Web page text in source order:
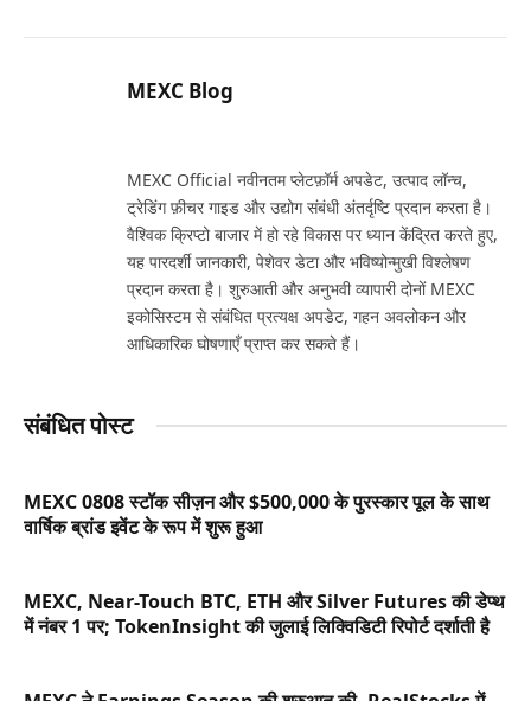
MEXC Blog
MEXC Official नवीनतम प्लेटफ़ॉर्म अपडेट, उत्पाद लॉन्च,
ट्रेडिंग फ़ीचर गाइड और उद्योग संबंधी अंतर्दृष्टि प्रदान करता है।
वैश्विक क्रिप्टो बाजार में हो रहे विकास पर ध्यान केंद्रित करते हुए,
यह पारदर्शी जानकारी, पेशेवर डेटा और भविष्योन्मुखी विश्लेषण
प्रदान करता है। शुरुआती और अनुभवी व्यापारी दोनों MEXC
इकोसिस्टम से संबंधित प्रत्यक्ष अपडेट, गहन अवलोकन और
आधिकारिक घोषणाएँ प्राप्त कर सकते हैं।
संबंधित पोस्ट
MEXC 0808 स्टॉक सीज़न और $500,000 के पुरस्कार पूल के साथ
वार्षिक ब्रांड इवेंट के रूप में शुरू हुआ
MEXC, Near-Touch BTC, ETH और Silver Futures की डेप्थ
में नंबर 1 पर; TokenInsight की जुलाई लिक्विडिटी रिपोर्ट दर्शाती है